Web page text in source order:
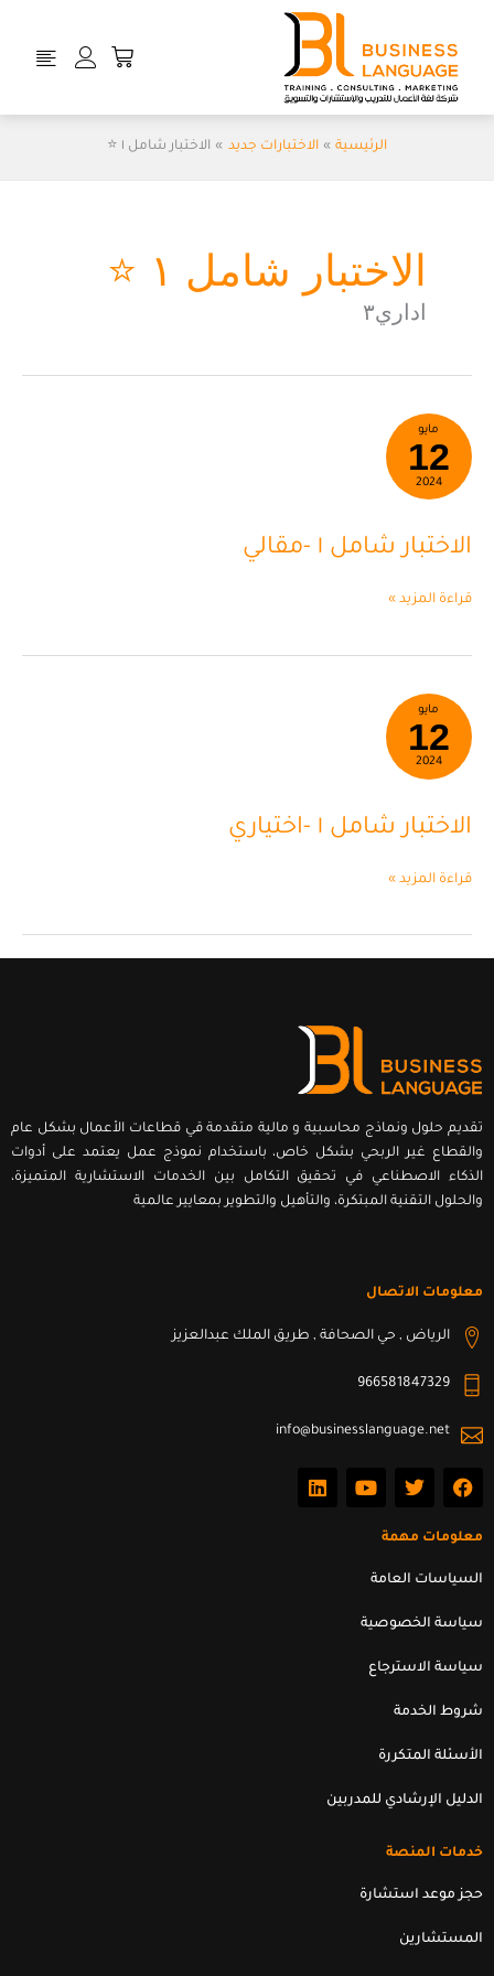
المحتوى
Cart
الرئيسية الاختبارات جديد الاختبار شامل ١ ⭐
الاختبار شامل ١ ⭐
اداري٣
مايو
12
2024
الاختبار شامل ١ -مقالي
الاختبار
شامل
١
-مقالي
قراءة المزيد »
مايو
12
2024
الاختبار شامل ١ -اختياري
الاختبار
شامل
١
-اختياري
قراءة المزيد »
تقديم حلول ونماذج محاسبية و مالية متقدمة قي قطاعات الأعمال بشكل عام
والقطاع غير الربحي بشكل خاص، باستخدام نموذج عمل يعتمد على أدوات
الذكاء الاصطناعي في تحقيق التكامل بين الخدمات الاستشارية المتميزة،
والحلول التقنية المبتكرة، والتأهيل والتطوير بمعايير عالمية
معلومات الاتصال
الرياض , حي الصحافة , طريق الملك عبدالعزيز
966581847329
info@businesslanguage.net
a
e
b
o
w
t
e
r
o
i
معلومات مهمة
السياسات العامة
سياسة الخصوصية
سياسة الاسترجاع
شروط الخدمة
الأسئلة المتكررة
الدليل الإرشادي للمدربين
خدمات المنصة
حجز موعد استشارة
المستشارين